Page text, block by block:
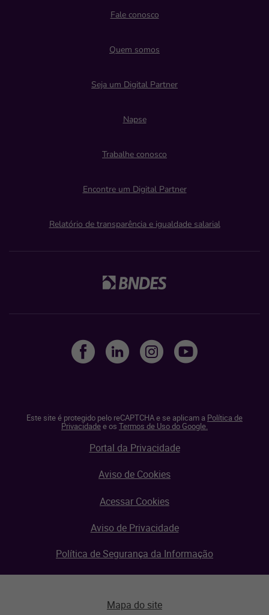
Fale conosco
Quem somos
Seja um Digital Partner
Napse
Trabalhe conosco
Encontre um Digital Partner
Relatório de transparência e igualdade salarial
Este site é protegido pelo reCAPTCHA e se aplicam a Política de
Privacidadee os Termos de Uso do Google.
Portal da Privacidade
Aviso de Cookies
Acessar Cookies
Aviso de Privacidade
Política de Segurança da Informação
Mapa do site